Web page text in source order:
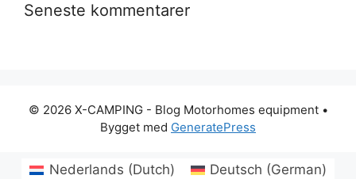
Seneste kommentarer
© 2026 X-CAMPING - Blog Motorhomes equipment•
Bygget med GeneratePress
Nederlands (Dutch) Deutsch (German)